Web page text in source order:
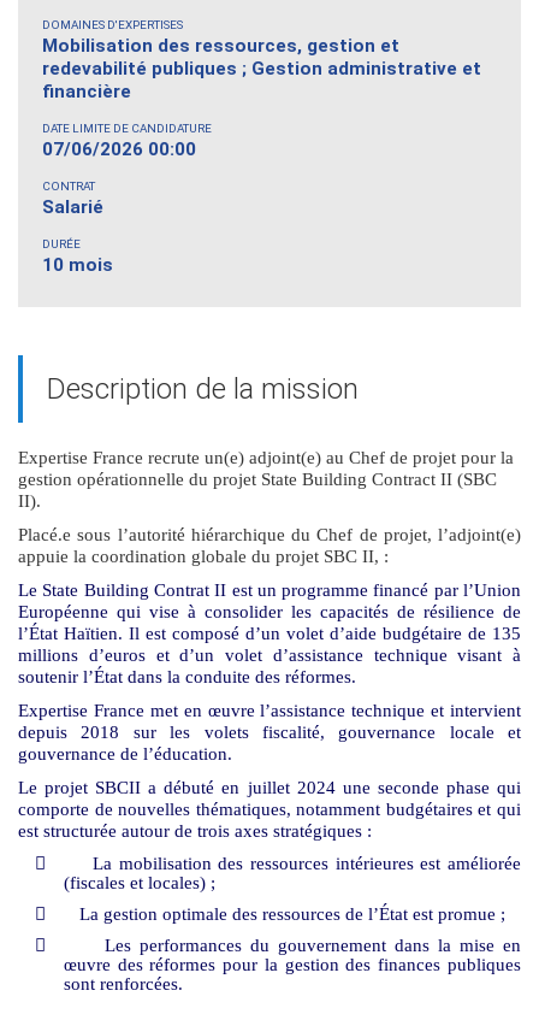
DOMAINES D'EXPERTISES
Mobilisation des ressources, gestion et
redevabilité publiques ; Gestion administrative et
financière
DATE LIMITE DE CANDIDATURE
07/06/2026 00:00
CONTRAT
Salarié
DURÉE
10 mois
Description de la mission
Expertise France recrute un(e) adjoint(e) au Chef de projet pour la
gestion opérationnelle du projet State Building Contract II (SBC
II).
Placé.e sous l’autorité hiérarchique du Chef de projet, l’adjoint(e)
appuie la coordination globale du projet SBC II, :
Le State Building Contrat II est un programme financé par l’Union
Européenne qui vise à consolider les capacités de résilience de
l’État Haïtien. Il est composé d’un volet d’aide budgétaire de 135
millions d’euros et d’un volet d’assistance technique visant à
soutenir l’État dans la conduite des réformes.
Expertise France met en œuvre l’assistance technique et intervient
depuis 2018 sur les volets fiscalité, gouvernance locale et
gouvernance de l’éducation.
Le projet SBCII a débuté en juillet 2024 une seconde phase qui
comporte de nouvelles thématiques, notamment budgétaires et qui
est structurée autour de trois axes stratégiques :
 La mobilisation des ressources intérieures est améliorée
(fiscales et locales) ;
 La gestion optimale des ressources de l’État est promue ;
 Les performances du gouvernement dans la mise en
œuvre des réformes pour la gestion des finances publiques
sont renforcées.